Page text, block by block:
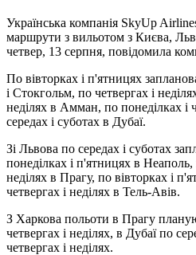
Українська компанія SkyUp
маршрути з вильотом з Києва,
четвер, 13 серпня, повідомила
По вівторках і п'ятницях
і Стокгольм, по четвергах і
неділях в Амман, по понеділках і
середах і суботах в Дубаї.
Зі Львова по середах і суботах
понеділках і п'ятницях в Неаполь,
неділях в Прагу, по вівторках і
четвергах і неділях в Тель-Авів.
З Харкова польоти в Прагу
четвергах і неділях, в Дубаї по
четвергах і неділях.